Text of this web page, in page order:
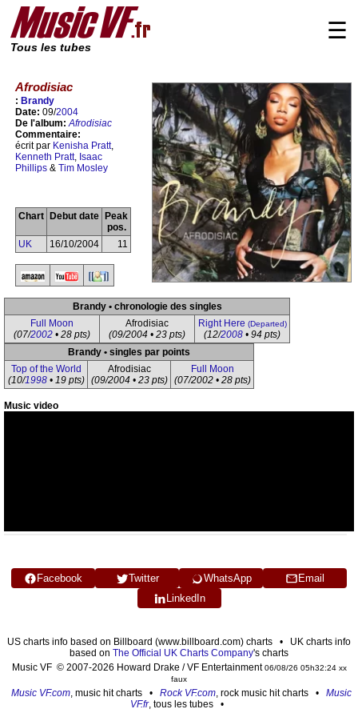
Tous les tubes
☰
Afrodisiac
: Brandy
Date: 09/2004
De l'album:Afrodisiac
Commentaire:
écrit par Kenisha Pratt,
Kenneth Pratt, Isaac
Phillips & Tim Mosley
Chart Debut date
Peak
pos.
UK
16/10/2004 11
Brandy • chronologie des singles
Full Moon
(07/2002 • 28 pts)
Afrodisiac
(09/2004 • 23 pts)
Right Here (Departed)
(12/2008 • 94 pts)
Brandy • singles par points
Top of the World
(10/1998• 19 pts)
Afrodisiac
(09/2004 • 23 pts)
Full Moon
(07/2002 • 28 pts)
Music video
Facebook Twitter WhatsApp
Email
LinkedIn
US charts info based on Billboard (www.billboard.com) charts • UK charts info
based on The Official UK Charts Company's charts
Music VF © 2007-2026 Howard Drake / VF Entertainment06/08/26 05h32:24 xx
faux
Music VF.com, music hit charts • Rock VF.com, rock music hit charts • Music
VF.fr, tous les tubes •